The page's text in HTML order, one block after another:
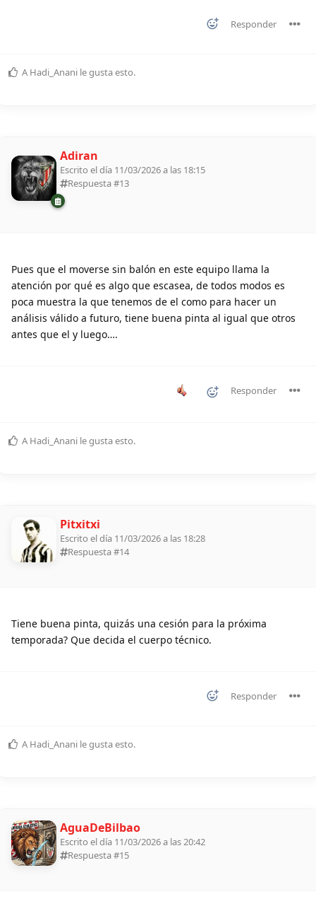
Responder
A Hadi_Anani le gusta esto.
Adiran
Escrito el día 11/03/2026 a las 18:15
Respuesta #13
Pues que el moverse sin balón en este equipo llama la
atención por qué es algo que escasea, de todos modos es
poca muestra la que tenemos de el como para hacer un
análisis válido a futuro, tiene buena pinta al igual que otros
antes que el y luego….
Responder
A Hadi_Anani le gusta esto.
Pitxitxi
Escrito el día 11/03/2026 a las 18:28
Respuesta #14
Tiene buena pinta, quizás una cesión para la próxima
temporada? Que decida el cuerpo técnico.
Responder
A Hadi_Anani le gusta esto.
AguaDeBilbao
Escrito el día 11/03/2026 a las 20:42
Respuesta #15